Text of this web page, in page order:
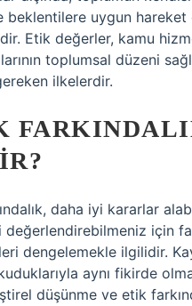
beklentilere uygun hareket
Etik değerler, kamu
toplumsal düzeni
ilkelerdir.
daha iyi kararlar
değerlendirebilmeniz için
dengelemekle ilgilidir.
aynı fikirde
düşünme ve etik